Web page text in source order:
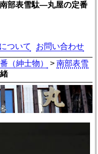
部表雪駄―丸屋の定番
ついて
お問い合わせ
（紳士物） >南部表雪